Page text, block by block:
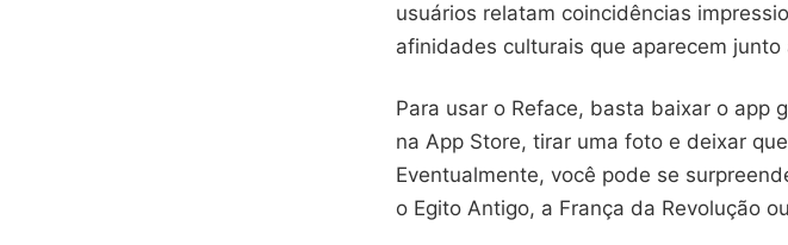
usuários relatam coincidências
afinidades culturais que aparecem junto
Para usar o Reface, basta baixar o app
na App Store, tirar uma foto e deixar
Eventualmente, você pode se
o Egito Antigo, a França da Revolução